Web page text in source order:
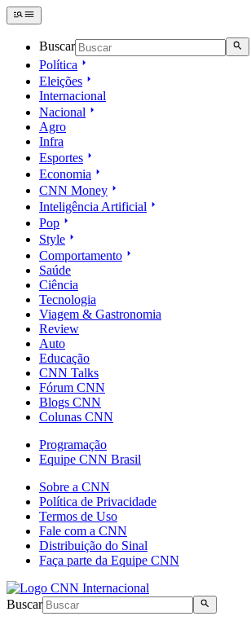
Buscar
Política
Eleições
Internacional
Nacional
Agro
Infra
Esportes
Economia
CNN Money
Inteligência Artificial
Pop
Style
Comportamento
Saúde
Ciência
Tecnologia
Viagem & Gastronomia
Review
Auto
Educação
CNN Talks
Fórum CNN
Blogs CNN
Colunas CNN
Programação
Equipe CNN Brasil
Sobre a CNN
Política de Privacidade
Termos de Uso
Fale com a CNN
Distribuição do Sinal
Faça parte da Equipe CNN
Buscar